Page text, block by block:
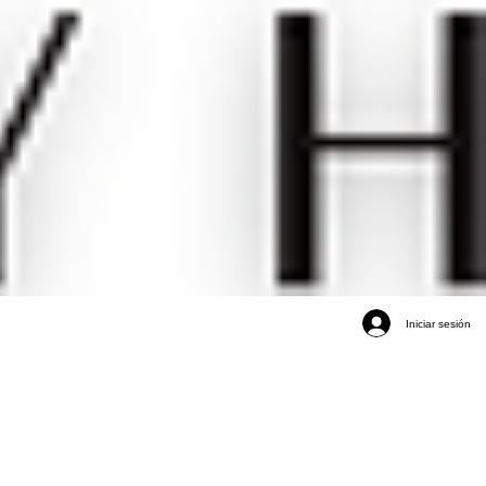
Iniciar sesión